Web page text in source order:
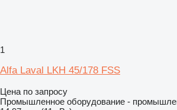
1
Alfa Laval LKH 45/178 FSS
Цена по запросу
Промышленное оборудование -